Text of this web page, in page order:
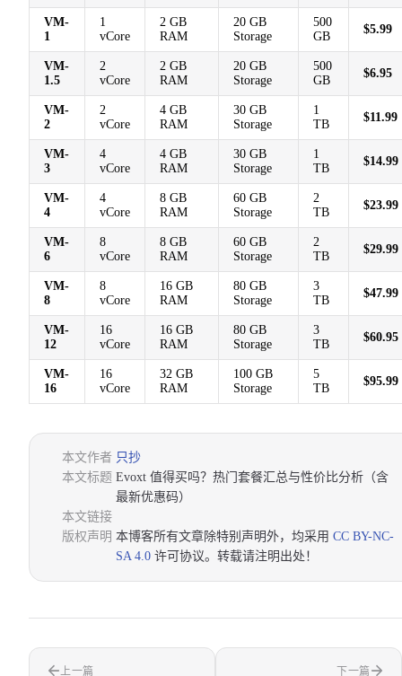
VM-
1
1
vCore
2 GB
RAM
20 GB
Storage
500
GB
$5.99
VM-
1.5
2
vCore
2 GB
RAM
20 GB
Storage
500
GB
$6.95
VM-
2
2
vCore
4 GB
RAM
30 GB
Storage
1
TB
$11.99
VM-
3
4
vCore
4 GB
RAM
30 GB
Storage
1
TB
$14.99
VM-
4
4
vCore
8 GB
RAM
60 GB
Storage
2
TB
$23.99
VM-
6
8
vCore
8 GB
RAM
60 GB
Storage
2
TB
$29.99
VM-
8
8
vCore
16 GB
RAM
80 GB
Storage
3
TB
$47.99
VM-
12
16
vCore
16 GB
RAM
80 GB
Storage
3
TB
$60.95
VM-
16
16
vCore
32 GB
RAM
100 GB
Storage
5
TB
$95.99
本文作者 只抄
本文标题 Evoxt 值得买吗？热门套餐汇总与性价比分析（含
最新优惠码）
本文链接
版权声明 本博客所有文章除特别声明外，均采用 CC BY-NC-
SA 4.0 许可协议。转载请注明出处！
上一篇 下一篇